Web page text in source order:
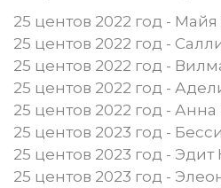
25 центов 2022 год -
25 центов 2022 год -
25 центов 2022 год -
25 центов 2022 год -
25 центов 2022 год -
25 центов 2023 год -
25 центов 2023 год - Эдит
25 центов 2023 год -